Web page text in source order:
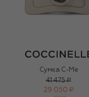
Сумка C-Me
41 475 ₽
29 050 ₽